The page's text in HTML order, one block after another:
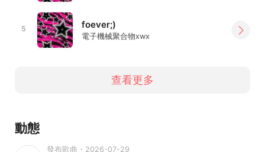
5 foever;)
電子機械聚合物xwx
查看更多
動態
發布歌曲・2026-07-29